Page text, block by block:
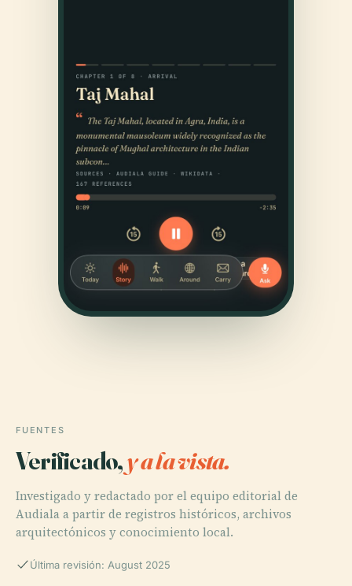
FUENTES
Verificado,y a la vista.
Investigado y redactado por el equipo editorial de
Audiala a partir de registros históricos, archivos
arquitectónicos y conocimiento local.
Última revisión: August 2025